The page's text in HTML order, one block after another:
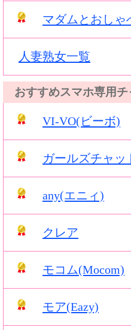
マダムとおしゃ
人妻熟女一覧
おすすめスマホ専用チ
VI-VO(ビーボ)
ガールズチャッ
any(エニィ)
クレア
モコム(Mocom)
モア(Eazy)